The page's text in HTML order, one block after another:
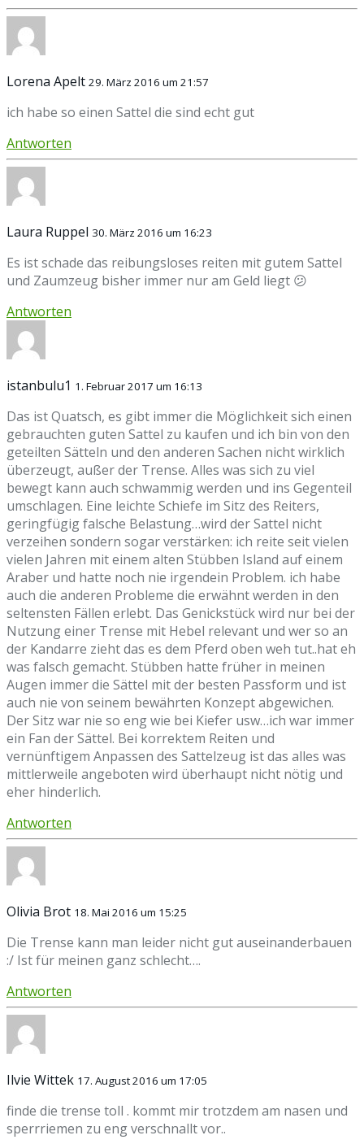
Lorena Apelt 29. März 2016 um 21:57
ich habe so einen Sattel die sind echt gut
Antworten
Laura Ruppel 30. März 2016 um 16:23
Es ist schade das reibungsloses reiten mit gutem Sattel
und Zaumzeug bisher immer nur am Geld liegt 😕
Antworten
istanbulu1 1. Februar 2017 um 16:13
Das ist Quatsch, es gibt immer die Möglichkeit sich einen
gebrauchten guten Sattel zu kaufen und ich bin von den
geteilten Sätteln und den anderen Sachen nicht wirklich
überzeugt, außer der Trense. Alles was sich zu viel
bewegt kann auch schwammig werden und ins Gegenteil
umschlagen. Eine leichte Schiefe im Sitz des Reiters,
geringfügig falsche Belastung…wird der Sattel nicht
verzeihen sondern sogar verstärken: ich reite seit vielen
vielen Jahren mit einem alten Stübben Island auf einem
Araber und hatte noch nie irgendein Problem. ich habe
auch die anderen Probleme die erwähnt werden in den
seltensten Fällen erlebt. Das Genickstück wird nur bei der
Nutzung einer Trense mit Hebel relevant und wer so an
der Kandarre zieht das es dem Pferd oben weh tut..hat eh
was falsch gemacht. Stübben hatte früher in meinen
Augen immer die Sättel mit der besten Passform und ist
auch nie von seinem bewährten Konzept abgewichen.
Der Sitz war nie so eng wie bei Kiefer usw…ich war immer
ein Fan der Sättel. Bei korrektem Reiten und
vernünftigem Anpassen des Sattelzeug ist das alles was
mittlerweile angeboten wird überhaupt nicht nötig und
eher hinderlich.
Antworten
Olivia Brot 18. Mai 2016 um 15:25
Die Trense kann man leider nicht gut auseinanderbauen
:/ Ist für meinen ganz schlecht….
Antworten
Ilvie Wittek 17. August 2016 um 17:05
finde die trense toll . kommt mir trotzdem am nasen und
sperrriemen zu eng verschnallt vor..